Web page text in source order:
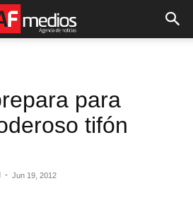
para
tifón
- Jun 19, 2012